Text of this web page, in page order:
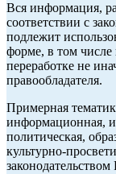
Вся информация,
соответствии с
подлежит
форме, в том числе
переработке не
правообладателя.
Примерная
информационная,
политическая,
культурно-